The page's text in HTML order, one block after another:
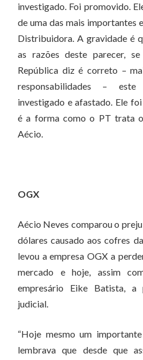
investigado. Foi promovido.
de uma das mais importantes
Distribuidora. A gravidade é
as razões deste parecer,
República diz é correto –
responsabilidades –
investigado e afastado. Ele
é a forma como o PT trata
Aécio.
OGX
Aécio Neves comparou o
dólares causado aos cofres
levou a empresa OGX a
mercado e hoje, assim
empresário Eike Batista, a
judicial.
“Hoje mesmo um
lembrava que desde que